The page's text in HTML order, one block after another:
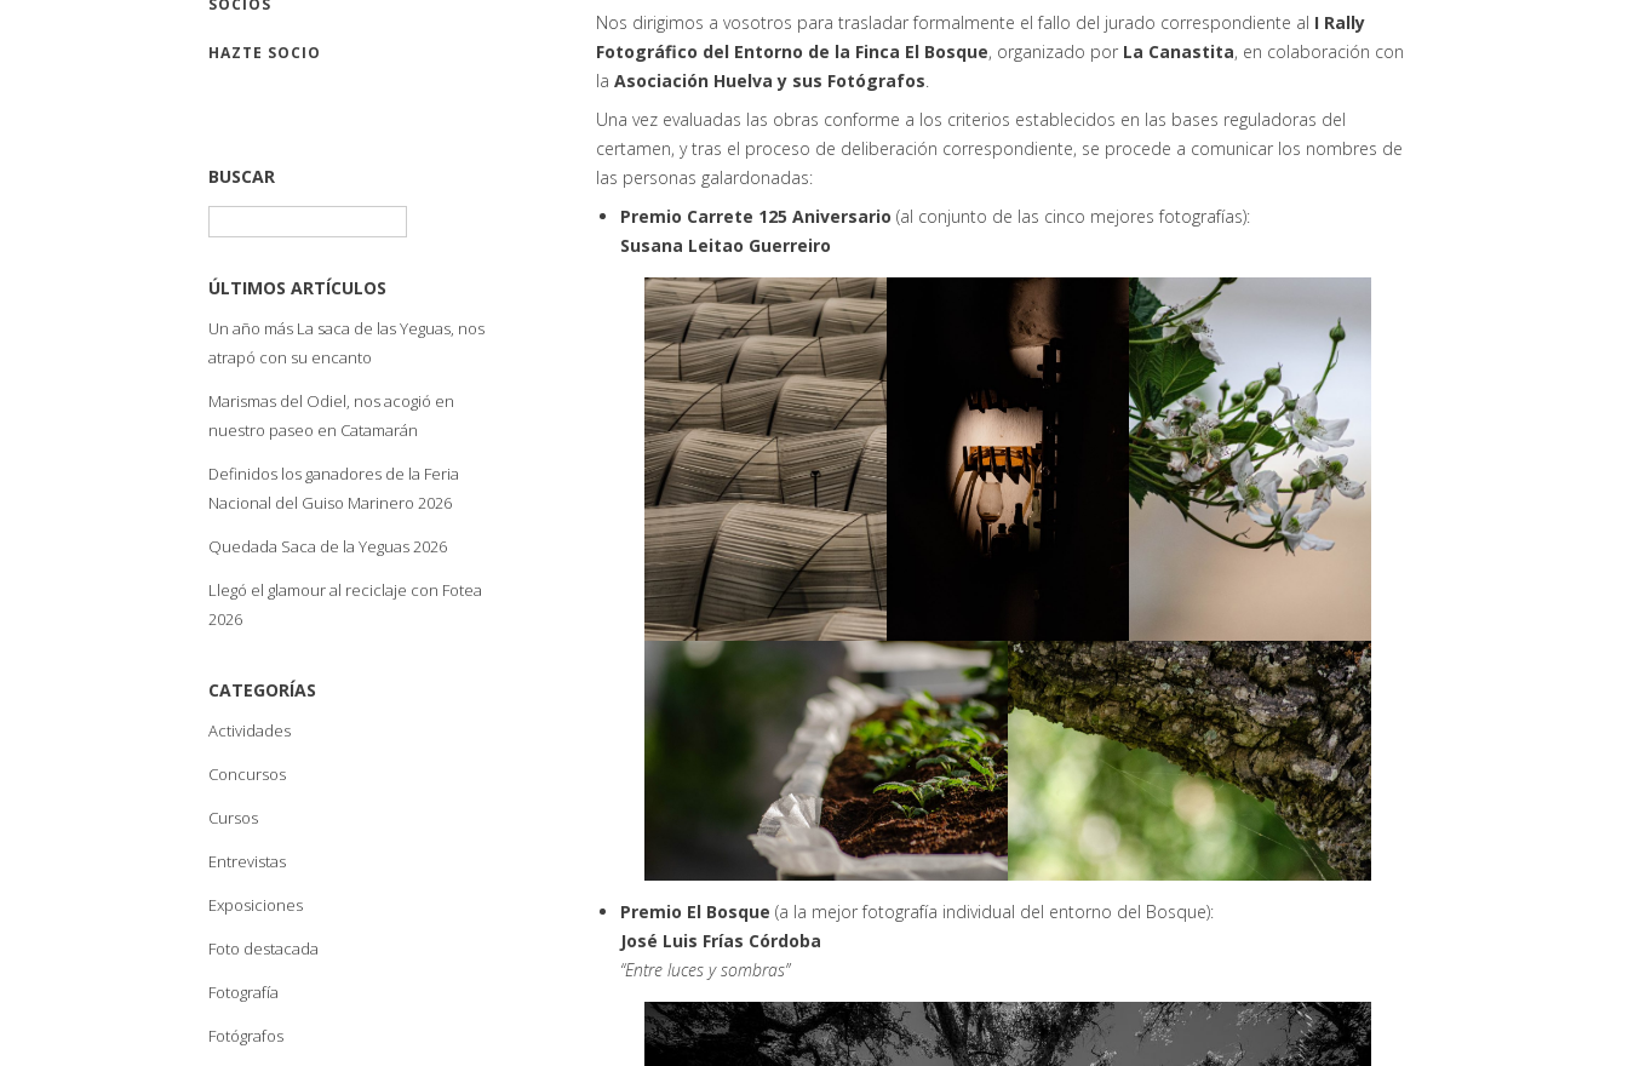
HAZTE SOCIO
BUSCAR
ÚLTIMOS ARTÍCULOS
Un año más La saca de las Yeguas, nos
atrapó con su encanto
Marismas del Odiel, nos acogió en
nuestro paseo en Catamarán
Definidos los ganadores de la Feria
Nacional del Guiso Marinero 2026
Quedada Saca de la Yeguas 2026
Llegó el glamour al reciclaje con Fotea
2026
CATEGORÍAS
Actividades
Concursos
Cursos
Entrevistas
Exposiciones
Foto destacada
Fotografía
Fotógrafos
Nos dirigimos a vosotros para trasladar formalmente el fallo del jurado correspondiente al I Rally
Fotográfico del Entorno de la Finca El Bosque, organizado por La Canastita, en colaboración con
la Asociación Huelva y sus Fotógrafos
Una vez evaluadas las obras conforme a los criterios establecidos en las bases reguladoras del
certamen, y tras el proceso de deliberación correspondiente, se procede a comunicar los nombres de
las personas galardonadas:
Premio Carrete 125 Aniversario (al conjunto de las cinco mejores fotografías):
Susana Leitao Guerreiro
Premio El Bosque (a la mejor fotografía individual del entorno del Bosque):
José Luis Frías Córdoba
“Entre luces y sombras”